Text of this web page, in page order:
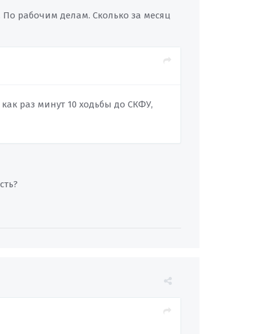
рабочим делам. Сколько за месяц
раз минут 10 ходьбы до СКФУ,